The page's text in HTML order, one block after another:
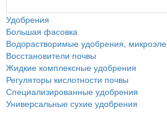
Удобрения
Большая фасовка
Водорастворимые удобрения,
Восстановители почвы
Жидкие комплексные удобрения
Регуляторы кислотности почвы
Специализированные удобрения
Универсальные сухие удобрения